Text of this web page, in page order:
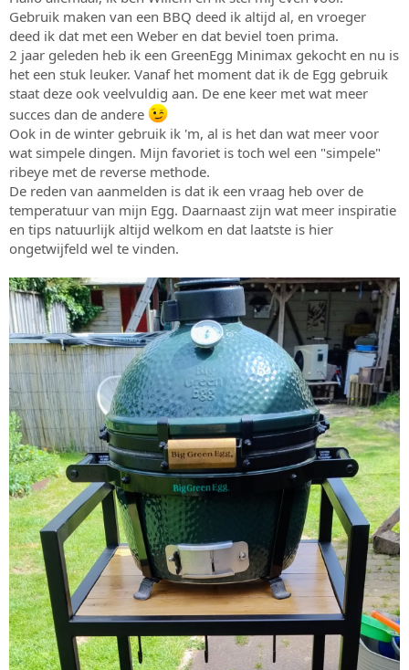
s
t
a
r
t
e
r
Gebruik maken van een BBQ deed ik altijd al, en vroeger
deed ik dat met een Weber en dat beviel toen prima.
2 jaar geleden heb ik een GreenEgg Minimax gekocht en nu is
het een stuk leuker. Vanaf het moment dat ik de Egg gebruik
staat deze ook veelvuldig aan. De ene keer met wat meer
succes dan de andere
Ook in de winter gebruik ik 'm, al is het dan wat meer voor
wat simpele dingen. Mijn favoriet is toch wel een "simpele"
ribeye met de reverse methode.
De reden van aanmelden is dat ik een vraag heb over de
temperatuur van mijn Egg. Daarnaast zijn wat meer inspiratie
en tips natuurlijk altijd welkom en dat laatste is hier
ongetwijfeld wel te vinden.